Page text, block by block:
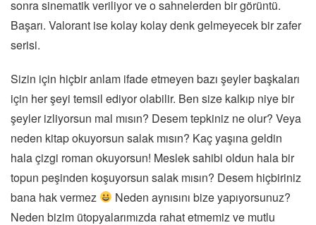
sonra sinematik veriliyor ve o sahnelerden bir görüntü.
Başarı. Valorant ise kolay kolay denk gelmeyecek bir zafer
serisi.
Sizin için hiçbir anlam ifade etmeyen bazı şeyler başkaları
için her şeyi temsil ediyor olabilir. Ben size kalkıp niye bir
şeyler izliyorsun mal mısın? Desem tepkiniz ne olur? Veya
neden kitap okuyorsun salak mısın? Kaç yaşına geldin
hala çizgi roman okuyorsun! Meslek sahibi oldun hala bir
topun peşinden koşuyorsun salak mısın? Desem hiçbiriniz
bana hak vermez
Neden aynısını bize yapıyorsunuz?
Neden bizim ütopyalarımızda rahat etmemiz ve mutlu